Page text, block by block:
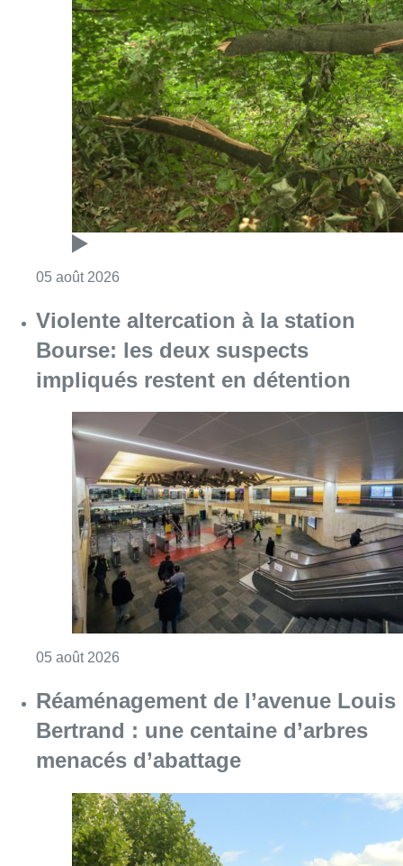
05 août 2026Consulter l'article "Sécheresse : attention
Violente altercation à la station
Bourse: les deux suspects
impliqués restent en détention
05 août 2026Consulter l'article "Violente altercation à la
Réaménagement de l’avenue Louis
Bertrand : une centaine d’arbres
menacés d’abattage